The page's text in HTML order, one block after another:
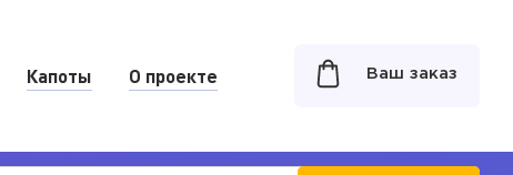
Капоты О проекте Ваш заказ